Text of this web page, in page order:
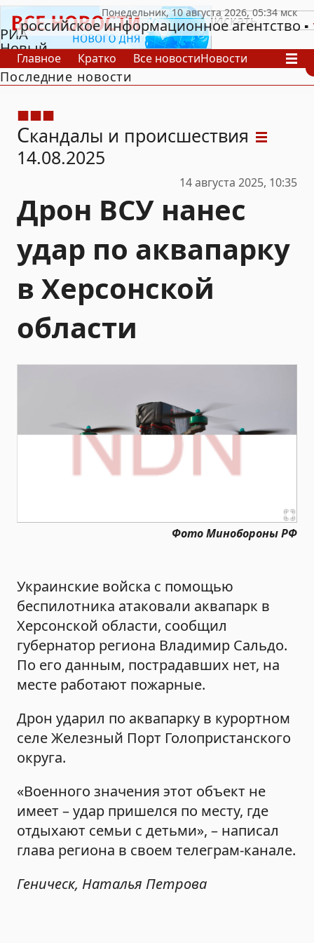
РИА
Новый
День
российское информационное агентство
Главное Кратко Все новостиНовости
В России
В мире
Последние новости
Скандалы и происшествия
14.08.2025
14 августа 2025, 10:35
Дрон ВСУ нанес
удар по аквапарку
в Херсонской
области
Фото Минобороны РФ
Украинские войска с помощью
беспилотника атаковали аквапарк в
Херсонской области, сообщил
губернатор региона Владимир Сальдо.
По его данным, пострадавших нет, на
месте работают пожарные.
Дрон ударил по аквапарку в курортном
селе Железный Порт Голопристанского
округа.
«Военного значения этот объект не
имеет – удар пришелся по месту, где
отдыхают семьи с детьми», – написал
глава региона в своем телеграм-канале.
Геническ, Наталья Петрова